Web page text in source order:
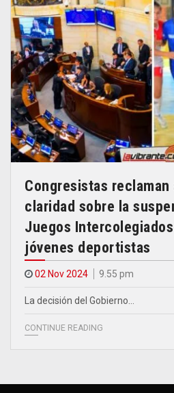
Congresistas reclaman
claridad sobre la
Juegos
jóvenes deportistas
02 Nov 2024 9.55 pm
La decisión del Gobierno…
CONTINUE READING